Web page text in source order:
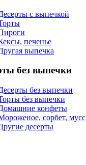
с выпечкой
печенье
выпечка
без выпечки
без выпечки
без выпечки
конфеты
сорбет, мусс
десерты